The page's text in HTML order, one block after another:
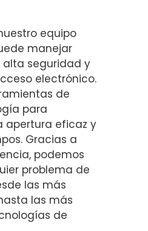
equipo
manejar
seguridad y
electrónico.
de
para
apertura eficaz y
Gracias a
podemos
problema de
las más
las más
de